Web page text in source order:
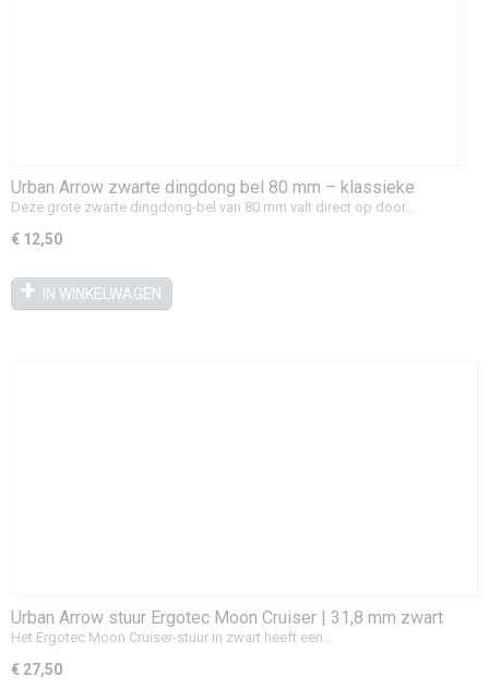
Urban Arrow zwarte dingdong bel 80 mm – klassieke
fietsbel met heldere klank
Deze grote zwarte dingdong-bel van 80 mm valt direct op door…
€ 12,50
IN WINKELWAGEN
Urban Arrow stuur Ergotec Moon Cruiser | 31,8 mm zwart
Het Ergotec Moon Cruiser-stuur in zwart heeft een…
€ 27,50